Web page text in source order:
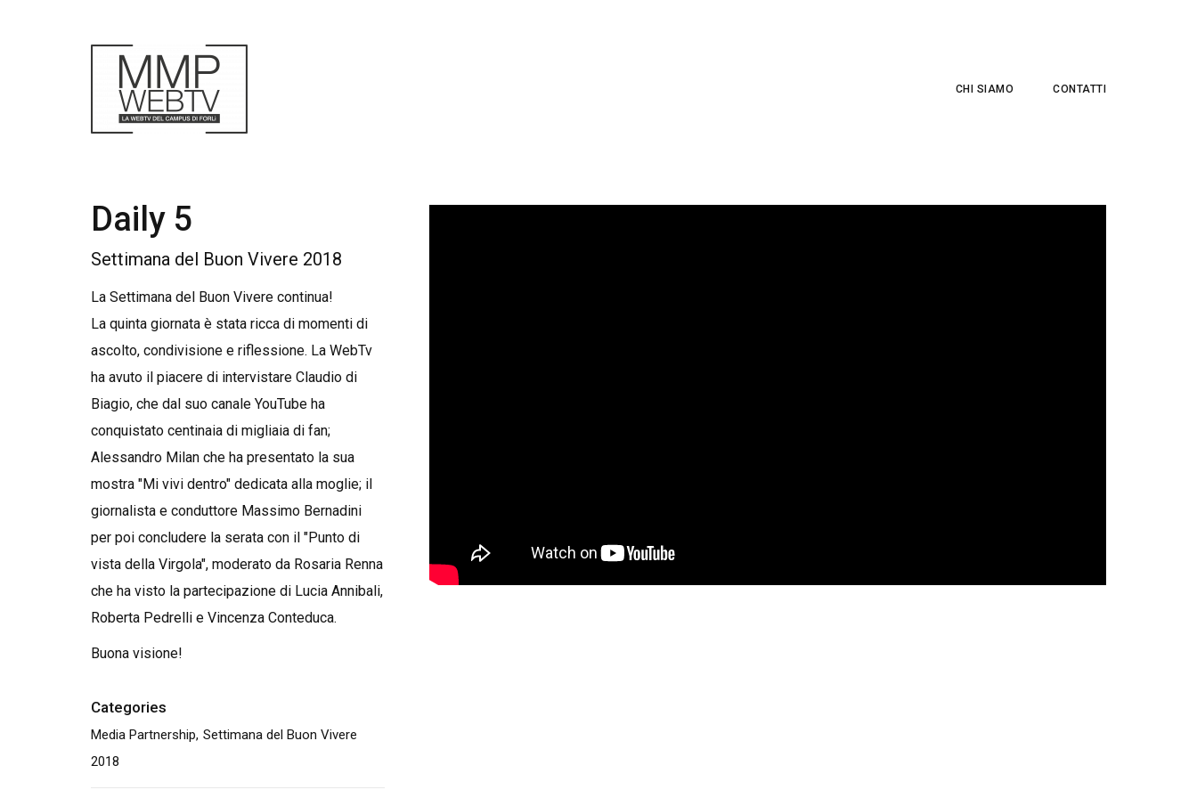
CHI SIAMO CONTATTI
Daily 5
Settimana del Buon Vivere 2018
La Settimana del Buon Vivere continua!
La quinta giornata è stata ricca di momenti di
ascolto, condivisione e riflessione. La WebTv
ha avuto il piacere di intervistare Claudio di
Biagio, che dal suo canale YouTube ha
conquistato centinaia di migliaia di fan;
Alessandro Milan che ha presentato la sua
mostra "Mi vivi dentro" dedicata alla moglie; il
giornalista e conduttore Massimo Bernadini
per poi concludere la serata con il "Punto di
vista della Virgola", moderato da Rosaria Renna
che ha visto la partecipazione di Lucia Annibali,
Roberta Pedrelli e Vincenza Conteduca.
Buona visione!
Categories
Media Partnership Settimana del Buon Vivere
2018